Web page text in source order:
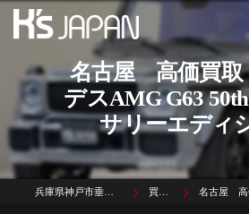
名古屋 高価買
デスAMG G63
サリーエディ
兵庫県神戸市垂水区名谷町1785-3 買取実績 名古屋 高価買取